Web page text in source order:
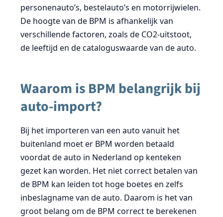
personenauto’s, bestelauto’s en motorrijwielen.
De hoogte van de BPM is afhankelijk van
verschillende factoren, zoals de CO2-uitstoot,
de leeftijd en de cataloguswaarde van de auto.
Waarom is BPM belangrijk bij
auto-import?
Bij het importeren van een auto vanuit het
buitenland moet er BPM worden betaald
voordat de auto in Nederland op kenteken
gezet kan worden. Het niet correct betalen van
de BPM kan leiden tot hoge boetes en zelfs
inbeslagname van de auto. Daarom is het van
groot belang om de BPM correct te berekenen